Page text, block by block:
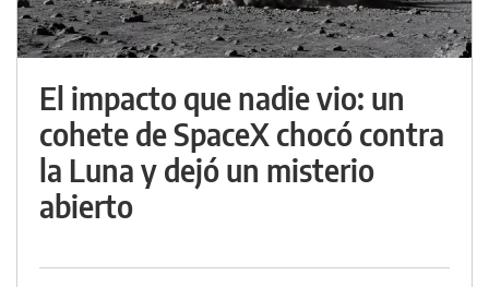
El impacto que nadie vio: un
cohete de SpaceX chocó contra
la Luna y dejó un misterio
abierto